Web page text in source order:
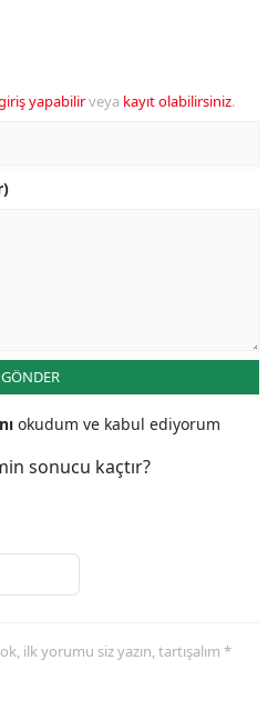
yapabilirveya kayıt olabilirsiniz.
GÖNDER
okudum ve kabul ediyorum
sonucu kaçtır?
ilk yorumu siz yazın, tartışalım *